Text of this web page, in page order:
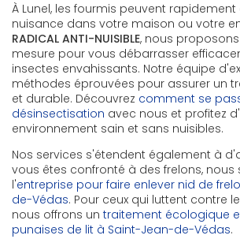
À Lunel, les fourmis peuvent rapidement
nuisance dans votre maison ou votre
RADICAL ANTI-NUISIBLE, nous
mesure pour vous débarrasser
insectes envahissants. Notre équipe
méthodes éprouvées pour assurer un
et durable. Découvrez comment se
désinsectisation avec nous et profitez
environnement sain et sans nuisibles.
Nos services s'étendent également à
vous êtes confronté à des frelons, nous
l'entreprise pour faire enlever nid de
de-Védas. Pour ceux qui luttent contre
nous offrons un traitement écologique
punaises de lit à Saint-Jean-de-Védas.